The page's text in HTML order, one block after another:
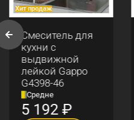
Хит продаж
Смеситель для
кухни с
выдвижной
лейкой Gappo
G4398-46
Средне
5 192₽